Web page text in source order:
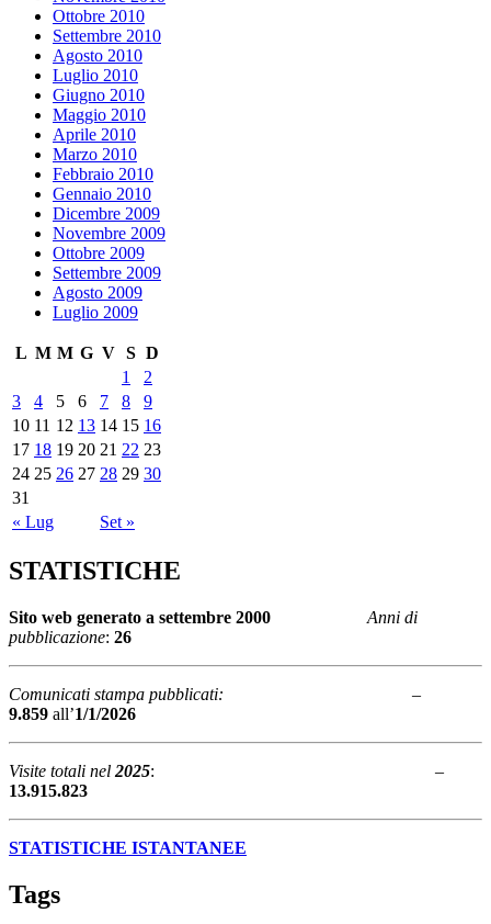
Ottobre 2010
Settembre 2010
Agosto 2010
Luglio 2010
Giugno 2010
Maggio 2010
Aprile 2010
Marzo 2010
Febbraio 2010
Gennaio 2010
Dicembre 2009
Novembre 2009
Ottobre 2009
Settembre 2009
Agosto 2009
Luglio 2009
L M M G V S D
« Lug Set »
1
2
3
4 5 6 7 8
9
10 11 12 13 14 15 16
17 18 19 20 21 22 23
24 25 26 27 28 29 30
31
STATISTICHE
Sito web generato a settembre 2000 Anni di
pubblicazione: 26
Comunicati stampa pubblicati:
–
9.859 all’1/1/2026
Visite totali nel 2025: –
13.915.823
STATISTICHE ISTANTANEE
Tags